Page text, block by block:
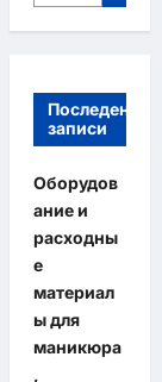
Последение
записи
Оборудов
ание и
расходны
е
материал
ы для
маникюра
,